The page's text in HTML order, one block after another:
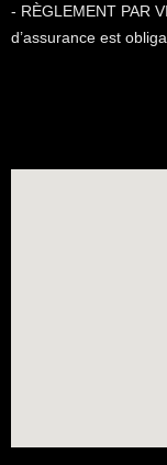
- RÈGLEMENT PAR
d’assurance est